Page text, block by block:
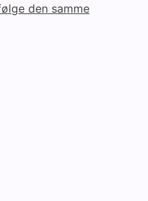
den samme